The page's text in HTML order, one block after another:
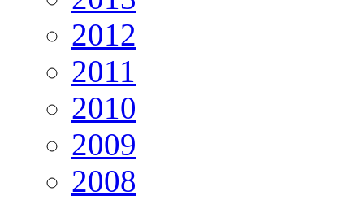
2012
2011
2010
2009
2008